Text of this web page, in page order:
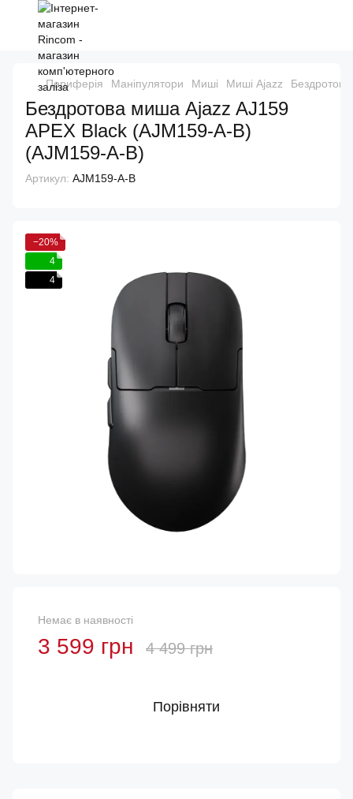
Периферія Маніпулятори Миші Миші Ajazz
Бездротова миша Ajazz AJ159
APEX Black (AJM159-A-B)
(AJM159-A-B)
Артикул: AJM159-A-B
−20%
4
4
Немає в наявності
3 599 грн 4 499 грн
Порівняти